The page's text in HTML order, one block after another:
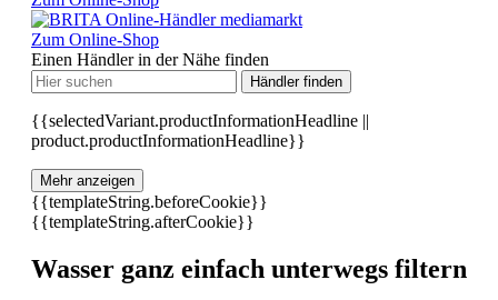
Zum Online-Shop
Einen Händler in der Nähe finden
Händler finden
{{selectedVariant.productInformationHeadline ||
product.productInformationHeadline}}
Mehr anzeigen
{{templateString.beforeCookie}}
{{templateString.afterCookie}}
Wasser ganz einfach unterwegs filtern